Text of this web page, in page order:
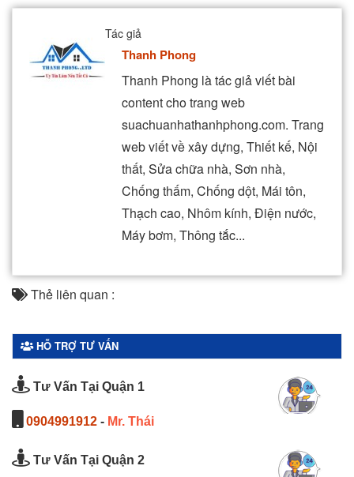
Tác giả
Thanh Phong
Thanh Phong là tác giả viết bài
content cho trang web
suachuanhathanhphong.com. Trang
web viết về xây dựng, Thiết kế, Nội
thất, Sửa chữa nhà, Sơn nhà,
Chống thấm, Chống dột, Mái tôn,
Thạch cao, Nhôm kính, Điện nước,
Máy bơm, Thông tắc...
Thẻ liên quan :
HỖ TRỢ TƯ VẤN
Tư Vấn Tại Quận 1
0904991912 - Mr. Thái
Tư Vấn Tại Quận 2